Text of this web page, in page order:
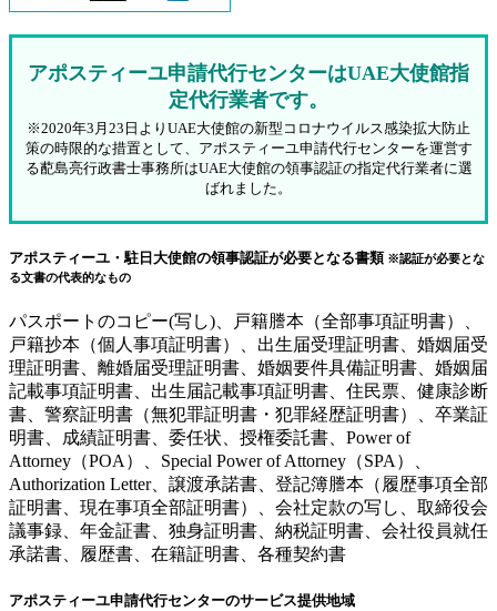
アポスティーユ申請代行センターはUAE大使館指
定代行業者です。
※2020年3月23日よりUAE大使館の新型コロナウイルス感染拡大防止
策の時限的な措置として、アポスティーユ申請代行センターを運営す
る蓜島亮行政書士事務所はUAE大使館の領事認証の指定代行業者に選
ばれました。
アポスティーユ・駐日大使館の領事認証が必要となる書類 ※認証が必要とな
る文書の代表的なもの
パスポートのコピー(写し)、戸籍謄本（全部事項証明書）、
戸籍抄本（個人事項証明書）、出生届受理証明書、婚姻届受
理証明書、離婚届受理証明書、婚姻要件具備証明書、婚姻届
記載事項証明書、出生届記載事項証明書、住民票、健康診断
書、警察証明書（無犯罪証明書・犯罪経歴証明書）、卒業証
明書、成績証明書、委任状、授権委託書、Power of
Attorney（POA）、Special Power of Attorney（SPA）、
Authorization Letter、譲渡承諾書、登記簿謄本（履歴事項全部
証明書、現在事項全部証明書）、会社定款の写し、取締役会
議事録、年金証書、独身証明書、納税証明書、会社役員就任
承諾書、履歴書、在籍証明書、各種契約書
アポスティーユ申請代行センターのサービス提供地域